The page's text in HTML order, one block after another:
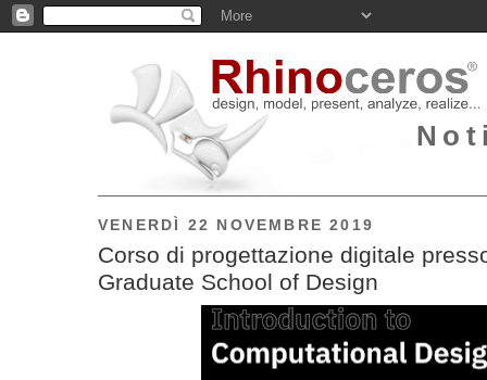
VENERDÌ 22 NOVEMBRE 2019
Corso di progettazione digitale
Graduate School of Design